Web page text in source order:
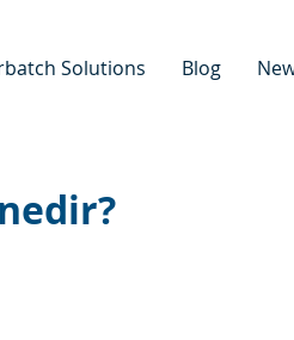
Solutions Blog